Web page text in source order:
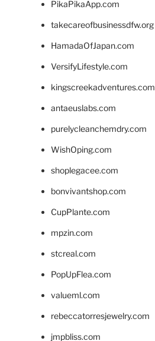
PikaPikaApp.com
takecareofbusinessdfw.org
HamadaOfJapan.com
VersifyLifestyle.com
kingscreekadventures.com
antaeuslabs.com
purelycleanchemdry.com
WishOping.com
shoplegacee.com
bonvivantshop.com
CupPlante.com
mpzin.com
stcreal.com
PopUpFlea.com
valueml.com
rebeccatorresjewelry.com
jmpbliss.com